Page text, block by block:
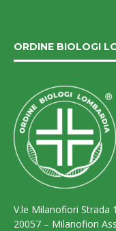
ORDINE BIOLOGI
V.le Milanofiori Strada
20057 – Milanofiori